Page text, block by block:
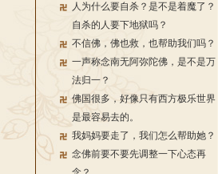
人为什么要自杀？是不是着魔了？
自杀的人要下地狱吗？
不信佛，佛也救，也帮助我们吗？
一声称念南无阿弥陀佛，是不是万
法归一？
佛国很多，好像只有西方极乐世界
是最容易去的。
我妈妈要走了，我们怎么帮助她？
念佛前要不要先调整一下心态再